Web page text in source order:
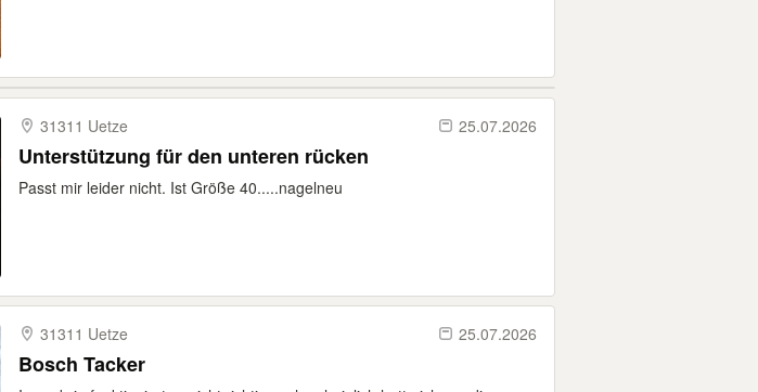
31311 Uetze 25.07.2026
Unterstützung für den unteren rücken
Passt mir leider nicht. Ist Größe 40.....nagelneu
31311 Uetze 25.07.2026
Bosch Tacker